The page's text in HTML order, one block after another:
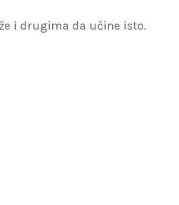
i drugima da učine isto.